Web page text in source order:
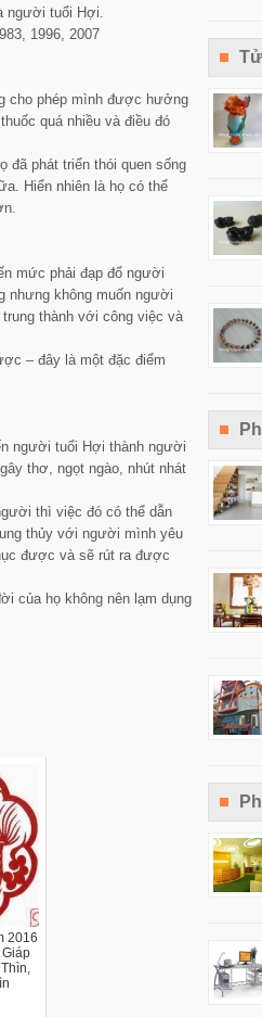
người tuổi Hợi.
1996, 2007
cho phép mình được hưởng
quá nhiều và điều đó
đã phát triển thói quen sống
Hiển nhiên là họ có thể
mức phải đạp đổ người
nhưng không muốn người
thành với công việc và
– đây là một đặc điểm
người tuổi Hợi thành người
thơ, ngọt ngào, nhút nhát
thì việc đó có thể dẫn
thủy với người mình yêu
được và sẽ rút ra được
của họ không nên lạm dụng
2016